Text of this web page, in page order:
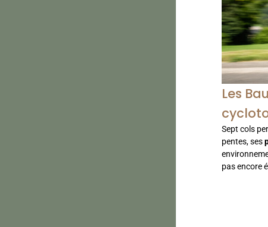
Les
Sept cols
pentes, ses
pas encore